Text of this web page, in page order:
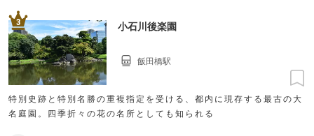
3 小石川後楽園
特別史跡と特別名勝の重複指定を受ける、都内に現存する最古の大
名庭園。四季折々の花の名所としても知られる
飯田橋駅